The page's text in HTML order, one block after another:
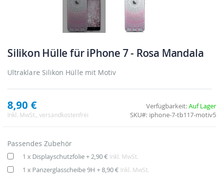
Silikon Hülle für iPhone 7 - Rosa Mandala
Ultraklare Silikon Hülle mit Motiv
8,90 €
Inkl. MwSt. , versandkostenfrei
Verfügbarkeit:Auf Lager
SKU
iphone-7-tb117-motiv5
Passendes Zubehör
1 x Displayschutzfolie+ 2,90 € Inkl. MwSt.
1 x Panzerglasscheibe 9H +8,90 € Inkl. MwSt.